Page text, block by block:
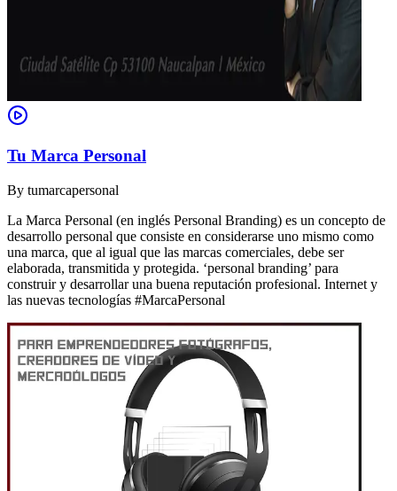
Tu Marca Personal
By tumarcapersonal
La Marca Personal (en inglés Personal Branding) es un concepto de
desarrollo personal que consiste en considerarse uno mismo como
una marca, que al igual que las marcas comerciales, debe ser
elaborada, transmitida y protegida. ‘personal branding’ para
construir y desarrollar una buena reputación profesional. Internet y
las nuevas tecnologías #MarcaPersonal